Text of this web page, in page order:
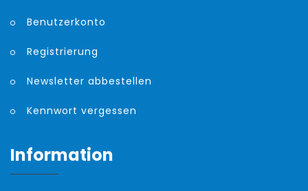
Benutzerkonto
Registrierung
Newsletter abbestellen
Kennwort vergessen
Information